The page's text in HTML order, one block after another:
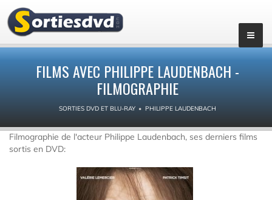
FILMS AVEC PHILIPPE LAUDENBACH -
FILMOGRAPHIE
SORTIES DVD ET BLU-RAY PHILIPPE LAUDENBACH
Filmographie de l'acteur Philippe Laudenbach, ses derniers films
sortis en DVD: